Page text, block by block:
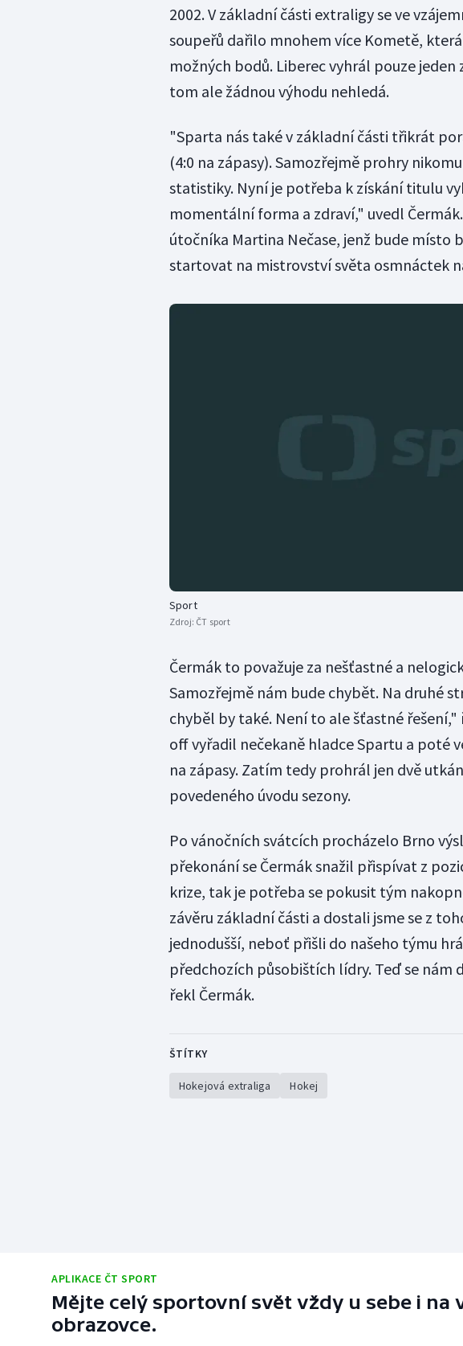
2002. V základní části extraligy se ve
soupeřů dařilo mnohem více Kometě,
možných bodů. Liberec vyhrál pouze jeden
tom ale žádnou výhodu nehledá.
"Sparta nás také v základní části třikrát
(4:0 na zápasy). Samozřejmě prohry
statistiky. Nyní je potřeba k získání titulu
momentální forma a zdraví," uvedl
útočníka Martina Nečase, jenž bude místo
startovat na mistrovství světa osmnáctek
Sport
Zdroj: ČT sport
Čermák to považuje za nešťastné a
Samozřejmě nám bude chybět. Na druhé
chyběl by také. Není to ale šťastné
off vyřadil nečekaně hladce Spartu a poté
na zápasy. Zatím tedy prohrál jen dvě
povedeného úvodu sezony.
Po vánočních svátcích procházelo Brno
překonání se Čermák snažil přispívat z
krize, tak je potřeba se pokusit tým
závěru základní části a dostali jsme se z
jednodušší, neboť přišli do našeho týmu
předchozích působištích lídry. Teď se
řekl Čermák.
ŠTÍTKY
Hokejová extraliga Hokej
APLIKACE ČT SPORT
Mějte celý sportovní svět vždy u sebe i na
obrazovce.